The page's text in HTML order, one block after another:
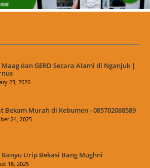
dan GERD Secara Alami di Nganjuk |
23, 2026
Bekam Murah di Kebumen - 085702088589
24, 2025
Urip Bekasi Bang Mughni
18, 2025